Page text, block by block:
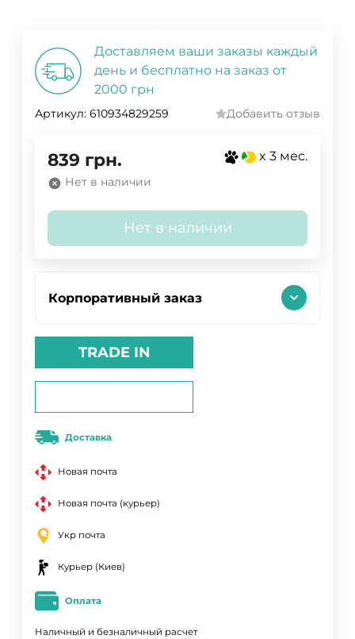
Доставляем ваши заказы каждый
день и бесплатно на заказ от
2000 грн
Артикул: 610934829259 Добавить отзыв
839 грн. x 3 мес.
Нет в наличии
Нет в наличии
Корпоративный заказ
TRADE IN
Доставка
Новая почта
Новая почта (курьер)
Укр почта
Курьер (Киев)
Оплата
Наличный и безналичный расчет